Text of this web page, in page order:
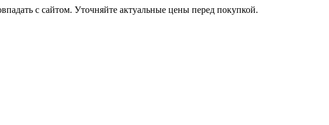
с сайтом. Уточняйте актуальные цены перед покупкой.